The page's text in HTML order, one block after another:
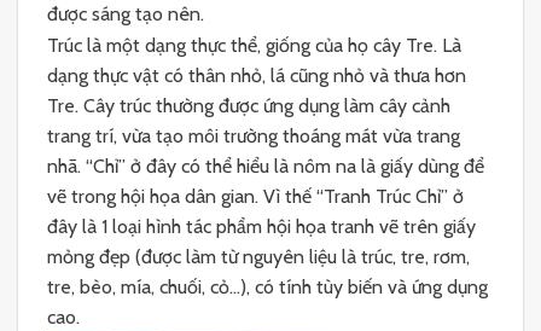
được sáng tạo nên.
Trúc là một dạng thực thể, giống của họ cây Tre. Là
dạng thực vật có thân nhỏ, lá cũng nhỏ và thưa hơn
Tre. Cây trúc thường được ứng dụng làm cây cảnh
trang trí, vừa tạo môi trường thoáng mát vừa trang
nhã. “Chỉ” ở đây có thể hiểu là nôm na là giấy dùng để
vẽ trong hội họa dân gian. Vì thế “Tranh Trúc Chỉ” ở
đây là 1 loại hình tác phẩm hội họa tranh vẽ trên giấy
mỏng đẹp (được làm từ nguyên liệu là trúc, tre, rơm,
tre, bèo, mía, chuối, cỏ…), có tính tùy biến và ứng dụng
cao.